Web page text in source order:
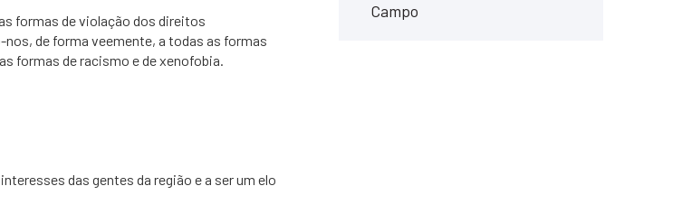
formas de violação dos direitos
de forma veemente, a todas as formas
formas de racismo e de xenofobia.
das gentes da região e a ser um elo
Campo